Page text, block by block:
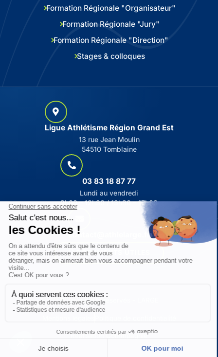
Formation Régionale "Organisateur"
Formation Régionale "Jury"
Formation Régionale "Direction"
Stages & colloques
Ligue Athlétisme Région Grand Est
13 rue Jean Moulin
54510 Tomblaine
03 83 18 87 77
Lundi au vendredi
9h00 – 12h30 / 13h30 – 17h00
contact@athlelarge.fr
DOCUMENTS UTILES
© Tous droits réservés - LARGE
Réalisation Commpagnie